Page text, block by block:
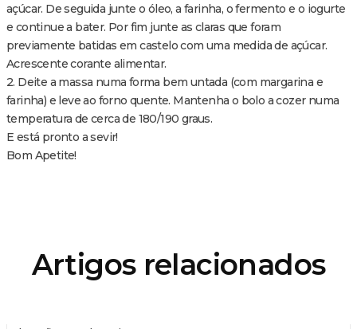
açúcar. De seguida junte o óleo, a farinha, o fermento e o iogurte
e continue a bater. Por fim junte as claras que foram
previamente batidas em castelo com uma medida de açúcar.
Acrescente corante alimentar.
2. Deite a massa numa forma bem untada (com margarina e
farinha) e leve ao forno quente. Mantenha o bolo a cozer numa
temperatura de cerca de 180/190 graus.
E está pronto a sevir!
Bom Apetite!
Artigos relacionados